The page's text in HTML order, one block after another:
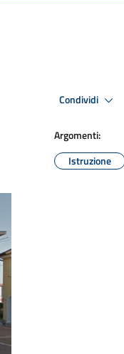
Condividi
Argomenti:
Istruzione